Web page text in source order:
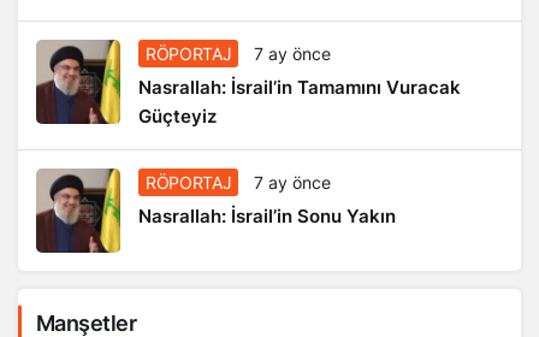
RÖPORTAJ 7 ay önce
Nasrallah: İsrail’in Tamamını Vuracak
Güçteyiz
RÖPORTAJ 7 ay önce
Nasrallah: İsrail’in Sonu Yakın
Manşetler